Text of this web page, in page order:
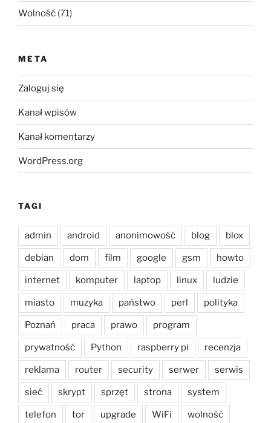
Wolność (71)
META
Zaloguj się
Kanał wpisów
Kanał komentarzy
WordPress.org
TAGI
admin android anonimowość blog blox
debian dom film google gsm howto
internet komputer laptop linux ludzie
miasto muzyka państwo perl polityka
Poznań praca prawo program
prywatność Python raspberry pi recenzja
reklama router security serwer serwis
sieć skrypt sprzęt strona system
telefon tor upgrade WiFi wolność